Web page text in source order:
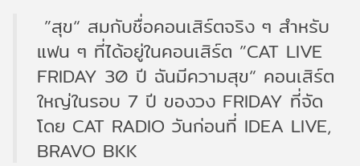
”สุข“ สมกับชื่อคอนเสิร์ตจริง ๆ สำหรับ
แฟน ๆ ที่ได้อยู่ในคอนเสิร์ต ”CAT LIVE
FRIDAY 30 ปี ฉันมีความสุข“ คอนเสิร์ต
ใหญ่ในรอบ 7 ปี ของวง FRIDAY ที่จัด
โดย CAT RADIO วันก่อนที่ IDEA LIVE,
BRAVO BKK